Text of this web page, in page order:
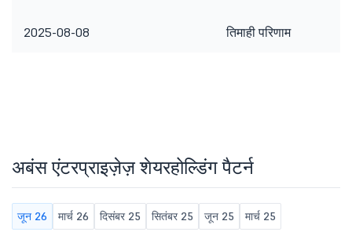
2025-08-08 तिमाही परिणाम
अबंस एंटरप्राइज़ेज़ शेयरहोल्डिंग पैटर्न
जून 26 मार्च 26 दिसंबर 25 सितंबर 25 जून 25 मार्च 25